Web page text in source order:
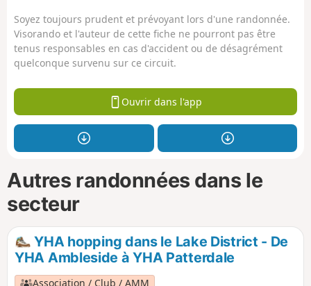
Soyez toujours prudent et prévoyant lors d'une randonnée.
Visorando et l'auteur de cette fiche ne pourront pas être
tenus responsables en cas d'accident ou de désagrément
quelconque survenu sur ce circuit.
Ouvrir dans l'app
Autres randonnées dans le
secteur
YHA hopping dans le Lake District - De
YHA Ambleside à YHA Patterdale
Association / Club / AMM